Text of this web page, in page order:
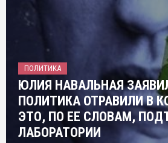
ПОЛИТИКА
ЮЛИЯ НАВАЛЬНАЯ
ПОЛИТИКА ОТРАВИЛИ В
ЭТО, ПО ЕЕ СЛОВАМ,
ЛАБОРАТОРИИ